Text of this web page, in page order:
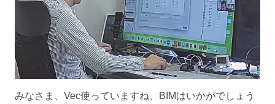
みなさま、Vec使っていますね、BIMはいかがでしょう